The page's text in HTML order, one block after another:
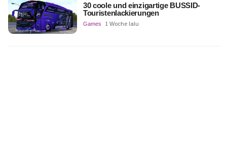
30 coole und einzigartige BUSSID-
Touristenlackierungen
Games 1 Woche lalu